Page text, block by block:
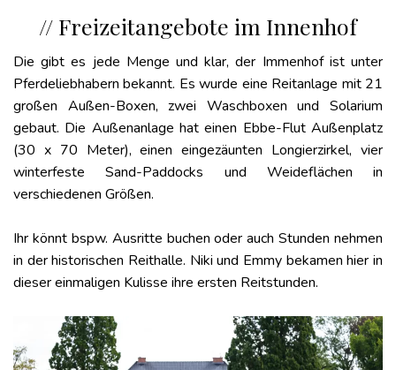
// Freizeitangebote im Innenhof
Die gibt es jede Menge und klar, der Immenhof ist unter
Pferdeliebhabern bekannt. Es wurde eine Reitanlage mit 21
großen Außen-Boxen, zwei Waschboxen und Solarium
gebaut. Die Außenanlage hat einen Ebbe-Flut Außenplatz
(30 x 70 Meter), einen eingezäunten Longierzirkel, vier
winterfeste Sand-Paddocks und Weideflächen in
verschiedenen Größen.
Ihr könnt bspw. Ausritte buchen oder auch Stunden nehmen
in der historischen Reithalle. Niki und Emmy bekamen hier in
dieser einmaligen Kulisse ihre ersten Reitstunden.